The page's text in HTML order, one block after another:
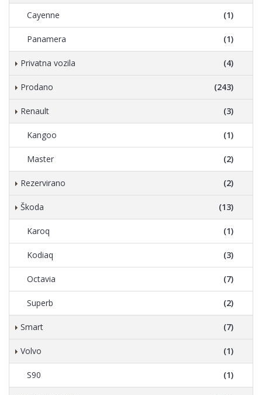
Cayenne (1)
Panamera (1)
Privatna vozila (4)
Prodano (243)
Renault (3)
Kangoo (1)
Master (2)
Rezervirano (2)
Škoda (13)
Karoq (1)
Kodiaq (3)
Octavia (7)
Superb (2)
Smart (7)
Volvo (1)
S90 (1)